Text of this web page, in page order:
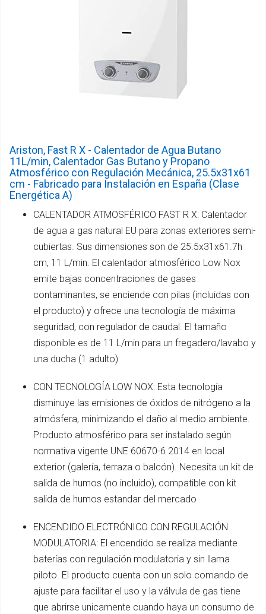
Ariston, Fast R X - Calentador de Agua Butano
11L/min, Calentador Gas Butano y Propano
Atmosférico con Regulación Mecánica, 25.5x31x61
cm - Fabricado para Instalación en España (Clase
Energética A)
CALENTADOR ATMOSFÉRICO FAST R X: Calentador
de agua a gas natural EU para zonas exteriores semi-
cubiertas. Sus dimensiones son de 25.5x31x61.7h
cm, 11 L/min. El calentador atmosférico Low Nox
emite bajas concentraciones de gases
contaminantes, se enciende con pilas (incluidas con
el producto) y ofrece una tecnología de máxima
seguridad, con regulador de caudal. El tamaño
disponible es de 11 L/min para un fregadero/lavabo y
una ducha (1 adulto)
CON TECNOLOGÍA LOW NOX: Esta tecnología
disminuye las emisiones de óxidos de nitrógeno a la
atmósfera, minimizando el daño al medio ambiente.
Producto atmosférico para ser instalado según
normativa vigente UNE 60670-6 2014 en local
exterior (galería, terraza o balcón). Necesita un kit de
salida de humos (no incluido), compatible con kit
salida de humos estandar del mercado
ENCENDIDO ELECTRÓNICO CON REGULACIÓN
MODULATORIA: El encendido se realiza mediante
baterías con regulación modulatoria y sin llama
piloto. El producto cuenta con un solo comando de
ajuste para facilitar el uso y la válvula de gas tiene
que abrirse unicamente cuando haya un consumo de